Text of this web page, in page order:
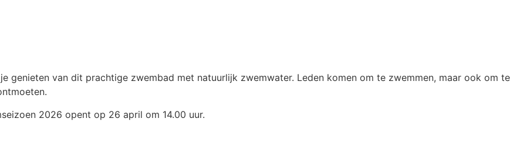
genieten van dit prachtige zwembad met natuurlijk zwemwater. Leden komen om te zwemmen, maar ook om te
2026 opent op 26 april om 14.00 uur.